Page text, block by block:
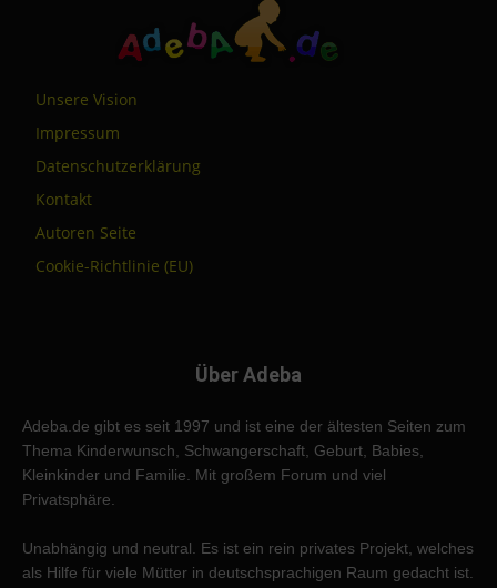
Unsere Vision
Impressum
Datenschutzerklärung
Kontakt
Autoren Seite
Cookie-Richtlinie (EU)
Über Adeba
Adeba.de gibt es seit 1997 und ist eine der ältesten Seiten zum
Thema Kinderwunsch, Schwangerschaft, Geburt, Babies,
Kleinkinder und Familie. Mit großem Forum und viel
Privatsphäre.
Unabhängig und neutral. Es ist ein rein privates Projekt, welches
als Hilfe für viele Mütter in deutschsprachigen Raum gedacht ist.